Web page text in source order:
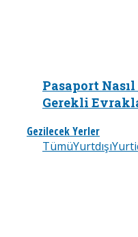
Pasaport
Gerekli
Gezilecek Yerler
TümüYurtdışı